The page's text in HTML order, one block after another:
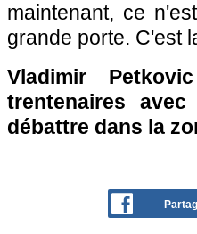
maintenant, ce
grande porte. C'est
Vladimir
trentenaires
débattre dans la